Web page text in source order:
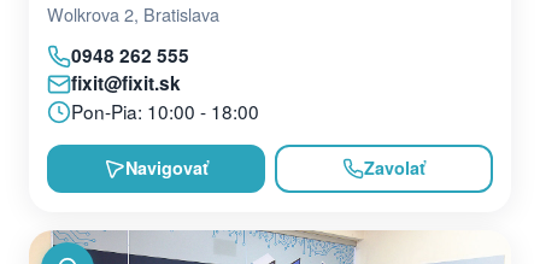
Wolkrova 2, Bratislava
0948 262 555
fixit@fixit.sk
Pon-Pia: 10:00 - 18:00
Navigovať Zavolať